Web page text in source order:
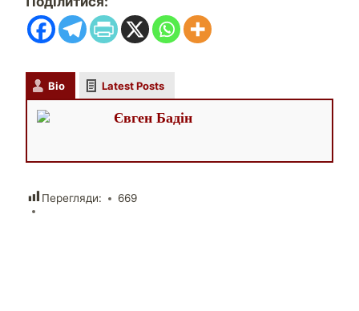
Bio Latest Posts
Євген Бадін
Перегляди: 669